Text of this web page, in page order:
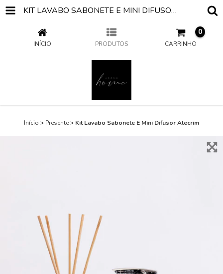
KIT LAVABO SABONETE E MINI DIFUSOR ALECRIM
INÍCIO PRODUTOS CARRINHO
0
Início > Presente> Kit Lavabo Sabonete E Mini Difusor Alecrim